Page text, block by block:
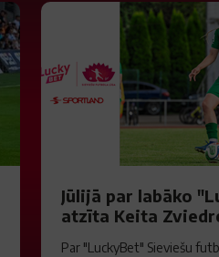
Jūlijā par labāko
atzīta Keita
Par "LuckyBet" Sieviešu